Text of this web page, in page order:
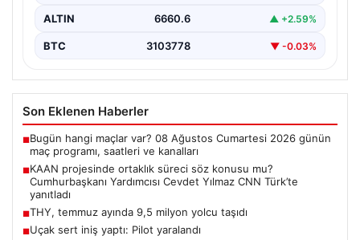
ALTIN 6660.6 ▲ +2.59%
BTC 3103778 ▼ -0.03%
Son Eklenen Haberler
■Bugün hangi maçlar var? 08 Ağustos Cumartesi 2026 günün
maç programı, saatleri ve kanalları
■KAAN projesinde ortaklık süreci söz konusu mu?
Cumhurbaşkanı Yardımcısı Cevdet Yılmaz CNN Türk’te
yanıtladı
■THY, temmuz ayında 9,5 milyon yolcu taşıdı
■Uçak sert iniş yaptı: Pilot yaralandı